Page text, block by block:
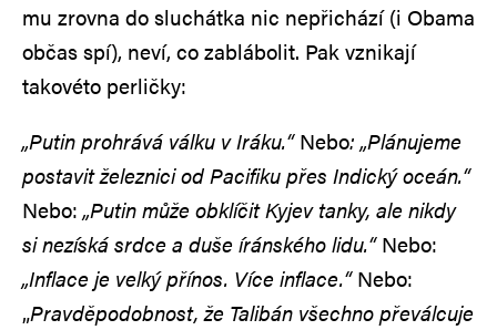
mu zrovna do sluchátka nic nepřichází (i Obama
občas spí), neví, co zablábolit. Pak vznikají
takovéto perličky:
„Putin prohrává válku v Iráku.“Nebo: „Plánujeme
postavit železnici od Pacifiku přes Indický oceán.“
Nebo:„Putin může obklíčit Kyjev tanky, ale nikdy
si nezíská srdce a duše íránského lidu.“Nebo:
„Inflace je velký přínos. Více inflace.“Nebo:
„Pravděpodobnost, že Talibán všechno převálcuje